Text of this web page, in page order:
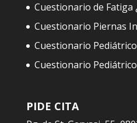
Cuestionario de Fatiga
Cuestionario Piernas
Cuestionario
Cuestionario
PIDE CITA